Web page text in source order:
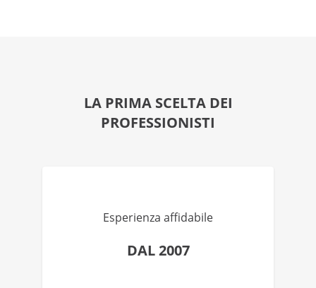
LA PRIMA SCELTA DEI
PROFESSIONISTI
Esperienza affidabile
DAL 2007